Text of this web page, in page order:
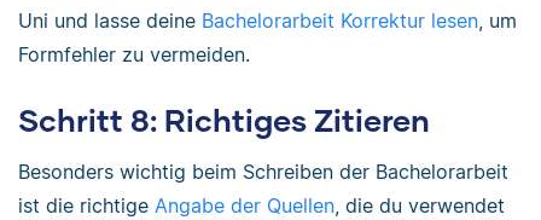
Uni und lasse deine Bachelorarbeit Korrektur lesen , um
Formfehler zu vermeiden.
Schritt 8: Richtiges Zitieren
Besonders wichtig beim Schreiben der Bachelorarbeit
ist die richtige Angabe der Quellen, die du verwendet